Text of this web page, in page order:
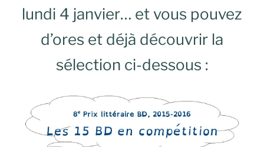
lundi 4 janvier… et vous pouvez
d’ores et déjà découvrir la
sélection ci-dessous :